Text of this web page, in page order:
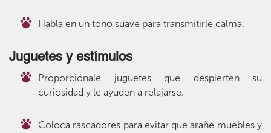
Habla en un tono suave para transmitirle calma.
Juguetes y estímulos
Proporciónale juguetes que despierten su
curiosidad y le ayuden a relajarse.
Coloca rascadores para evitar que arañe muebles y